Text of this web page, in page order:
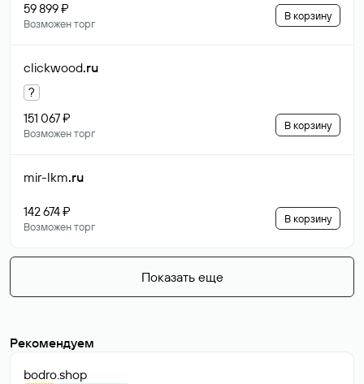
59 899 ₽
Возможен торг
В корзину
clickwood.ru
?
151 067 ₽
Возможен торг
В корзину
mir-lkm.ru
142 674 ₽
Возможен торг
В корзину
Показать еще
Рекомендуем
bodro.shop